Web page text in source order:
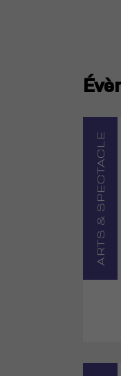
ARTS & SPECTACLE